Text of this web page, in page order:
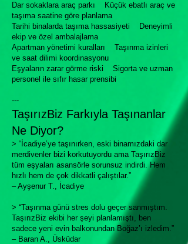
Dar sokaklara araç parkı Küçük ebatlı araç ve
taşıma saatine göre planlama
Tarihi binalarda taşıma hassasiyeti Deneyimli
ekip ve özel ambalajlama
Apartman yönetimi kuralları Taşınma izinleri
ve saat dilimi koordinasyonu
Eşyaların zarar görme riski Sigorta ve uzman
personel ile sıfır hasar prensibi
---
TaşırızBiz Farkıyla Taşınanlar
Ne Diyor?
> “İcadiye’ye taşınırken, eski binamızdaki dar
merdivenler bizi korkutuyordu ama TaşırızBiz
tüm eşyaları asansörle sorunsuz indirdi. Hem
hızlı hem de çok dikkatli çalıştılar.”
– Ayşenur T., İcadiye
> “Taşınma günü stres dolu geçer sanmıştım.
TaşırızBiz ekibi her şeyi planlamıştı, ben
sadece yeni evin balkonundan Boğaz’ı izledim.”
– Baran A., Üsküdar